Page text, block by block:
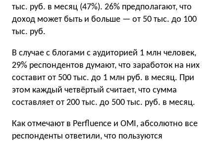
тыс. руб. в месяц (47%). 26% предполагают, что
доход может быть и больше — от 50 тыс. до 100
тыс. руб.
В случае с блогами с аудиторией 1 млн человек,
29% респондентов думают, что заработок на них
составит от 500 тыс. до 1 млн руб. в месяц. При
этом каждый четвёртый считает, что сумма
составляет от 200 тыс. до 500 тыс. руб. в месяц.
Как отмечают в Perfluence и OMI, абсолютно все
респонденты ответили, что пользуются